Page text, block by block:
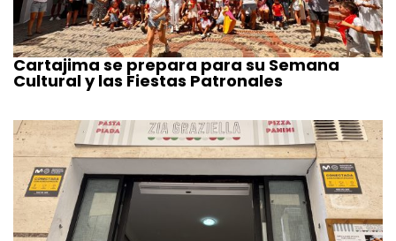
Cartajima se prepara para su Semana
Cultural y las Fiestas Patronales